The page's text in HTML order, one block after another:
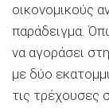
οικονομικούς
παράδειγμα.
να αγοράσει
με δύο
τις τρέχουσες